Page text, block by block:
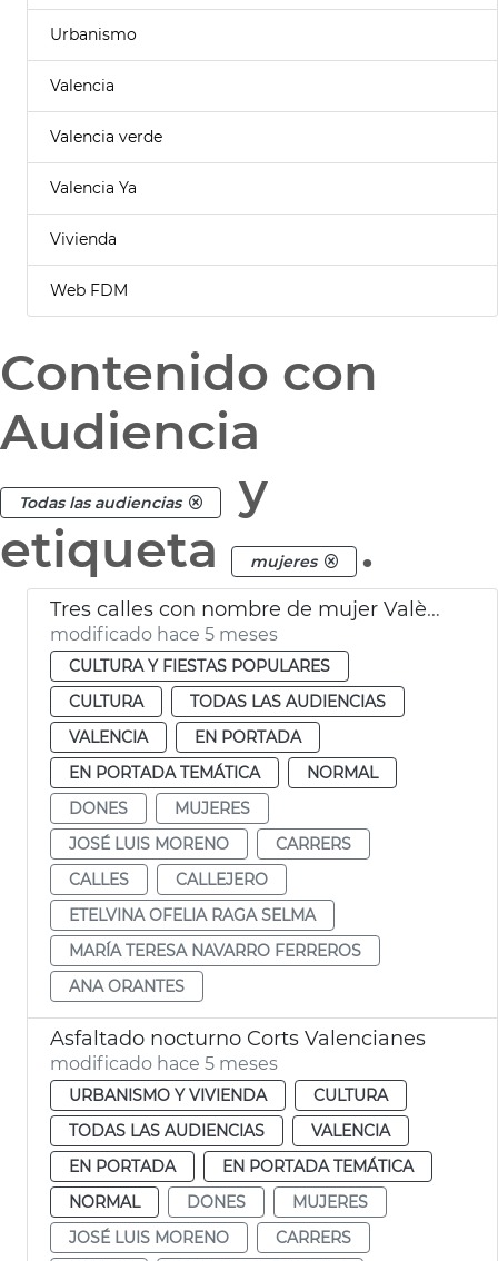
Urbanismo
Valencia
Valencia verde
Valencia Ya
Vivienda
Web FDM
Contenido con
Audiencia
Todas las audiencias
y
etiqueta
mujeres .
Tres calles con nombre de mujer València
modificado hace 5 meses
CULTURA Y FIESTAS POPULARES
CULTURA
TODAS LAS AUDIENCIAS
VALENCIA
EN PORTADA
EN PORTADA TEMÁTICA
NORMAL
DONES
MUJERES
JOSÉ LUIS MORENO
CARRERS
CALLES
CALLEJERO
ETELVINA OFELIA RAGA SELMA
MARÍA TERESA NAVARRO FERREROS
ANA ORANTES
Asfaltado nocturno Corts Valencianes
modificado hace 5 meses
URBANISMO Y VIVIENDA
CULTURA
TODAS LAS AUDIENCIAS
VALENCIA
EN PORTADA
EN PORTADA TEMÁTICA
NORMAL
DONES
MUJERES
JOSÉ LUIS MORENO
CARRERS